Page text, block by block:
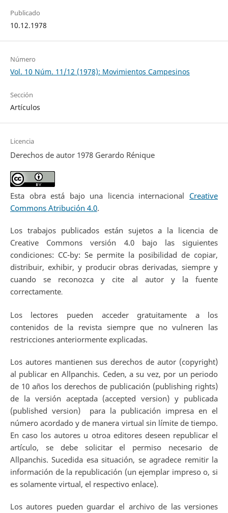
Publicado
10.12.1978
Número
Vol. 10 Núm. 11/12 (1978): Movimientos Campesinos
Sección
Artículos
Licencia
Derechos de autor 1978 Gerardo Rénique
Esta obra está bajo una licencia internacional Creative
Commons Atribución 4.0.
Los trabajos publicados están sujetos a la licencia de
Creative Commons versión 4.0 bajo las siguientes
condiciones: CC-by: Se permite la posibilidad de copiar,
distribuir, exhibir, y producir obras derivadas, siempre y
cuando se reconozca y cite al autor y la fuente
correctamente.
Los lectores pueden acceder gratuitamente a los
contenidos de la revista siempre que no vulneren las
restricciones anteriormente explicadas.
Los autores mantienen sus derechos de autor (copyright)
al publicar en Allpanchis. Ceden, a su vez, por un periodo
de 10 años los derechos de publicación (publishing rights)
de la versión aceptada (accepted version) y publicada
(published version) para la publicación impresa en el
número acordado y de manera virtual sin límite de tiempo.
En caso los autores u otroa editores deseen republicar el
artículo, se debe solicitar el permiso necesario de
Allpanchis. Sucedida esa situación, se agradece remitir la
información de la republicación (un ejemplar impreso o, si
es solamente virtual, el respectivo enlace).
Los autores pueden guardar el archivo de las versiones